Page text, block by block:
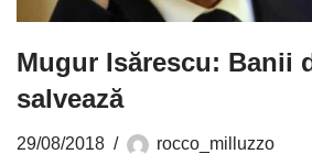
Mugur Isărescu: Banii
salvează
29/08/2018 rocco_milluzzo